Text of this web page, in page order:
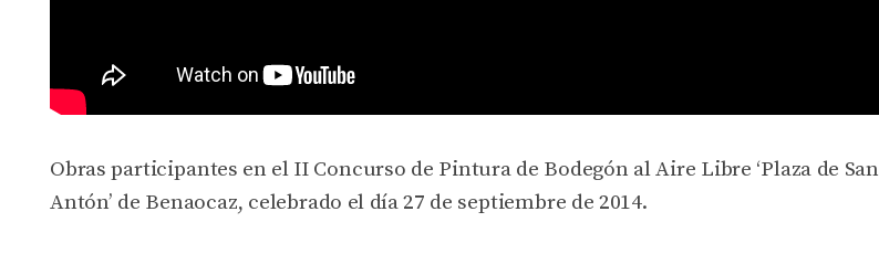
Obras participantes en el II Concurso de Pintura de Bodegón al Aire Libre ‘Plaza de San
Antón’ de Benaocaz, celebrado el día 27 de septiembre de 2014.